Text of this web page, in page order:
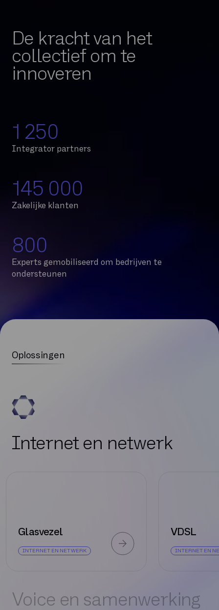
De kracht van het
collectief om te
innoveren
1 250
Integrator partners
145 000
Zakelijke klanten
800
Experts gemobiliseerd om bedrijven te
ondersteunen
Oplossingen
Internet en netwerk
Voice en samenwerking
Glasvezel
INTERNET EN NETWERK
VDSL
INTERNET EN